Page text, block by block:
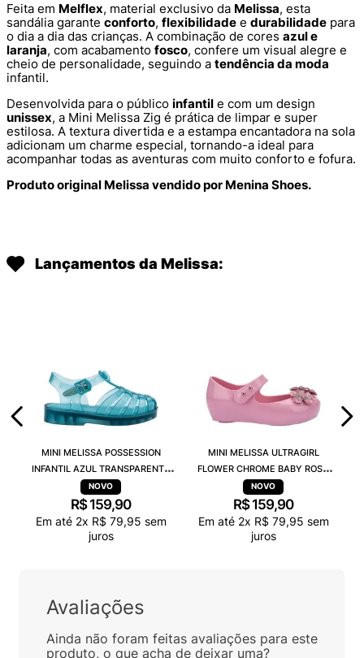
Feita em Melflex, material exclusivo da Melissa, esta
sandália garante conforto, flexibilidade e durabilidade para
o dia a dia das crianças. A combinação de cores azul e
laranja, com acabamento fosco, confere um visual alegre e
cheio de personalidade, seguindo a tendência da moda
infantil.
Desenvolvida para o público infantil e com um design
unissex, a Mini Melissa Zig é prática de limpar e super
estilosa. A textura divertida e a estampa encantadora na sola
adicionam um charme especial, tornando-a ideal para
acompanhar todas as aventuras com muito conforto e fofura.
Produto original Melissa vendido por Menina Shoes.
Lançamentos da Melissa:
MINI MELISSA POSSESSION
INFANTIL AZUL TRANSPARENTE
32410
R$ 159,90
Em até 2x R$ 79,95 sem
juros
MINI MELISSA ULTRAGIRL
FLOWER CHROME BABY ROSA
38166
R$ 159,90
Em até 2x R$ 79,95 sem
juros
Avaliações
Ainda não foram feitas avaliações para este
produto, o que acha de deixar uma?